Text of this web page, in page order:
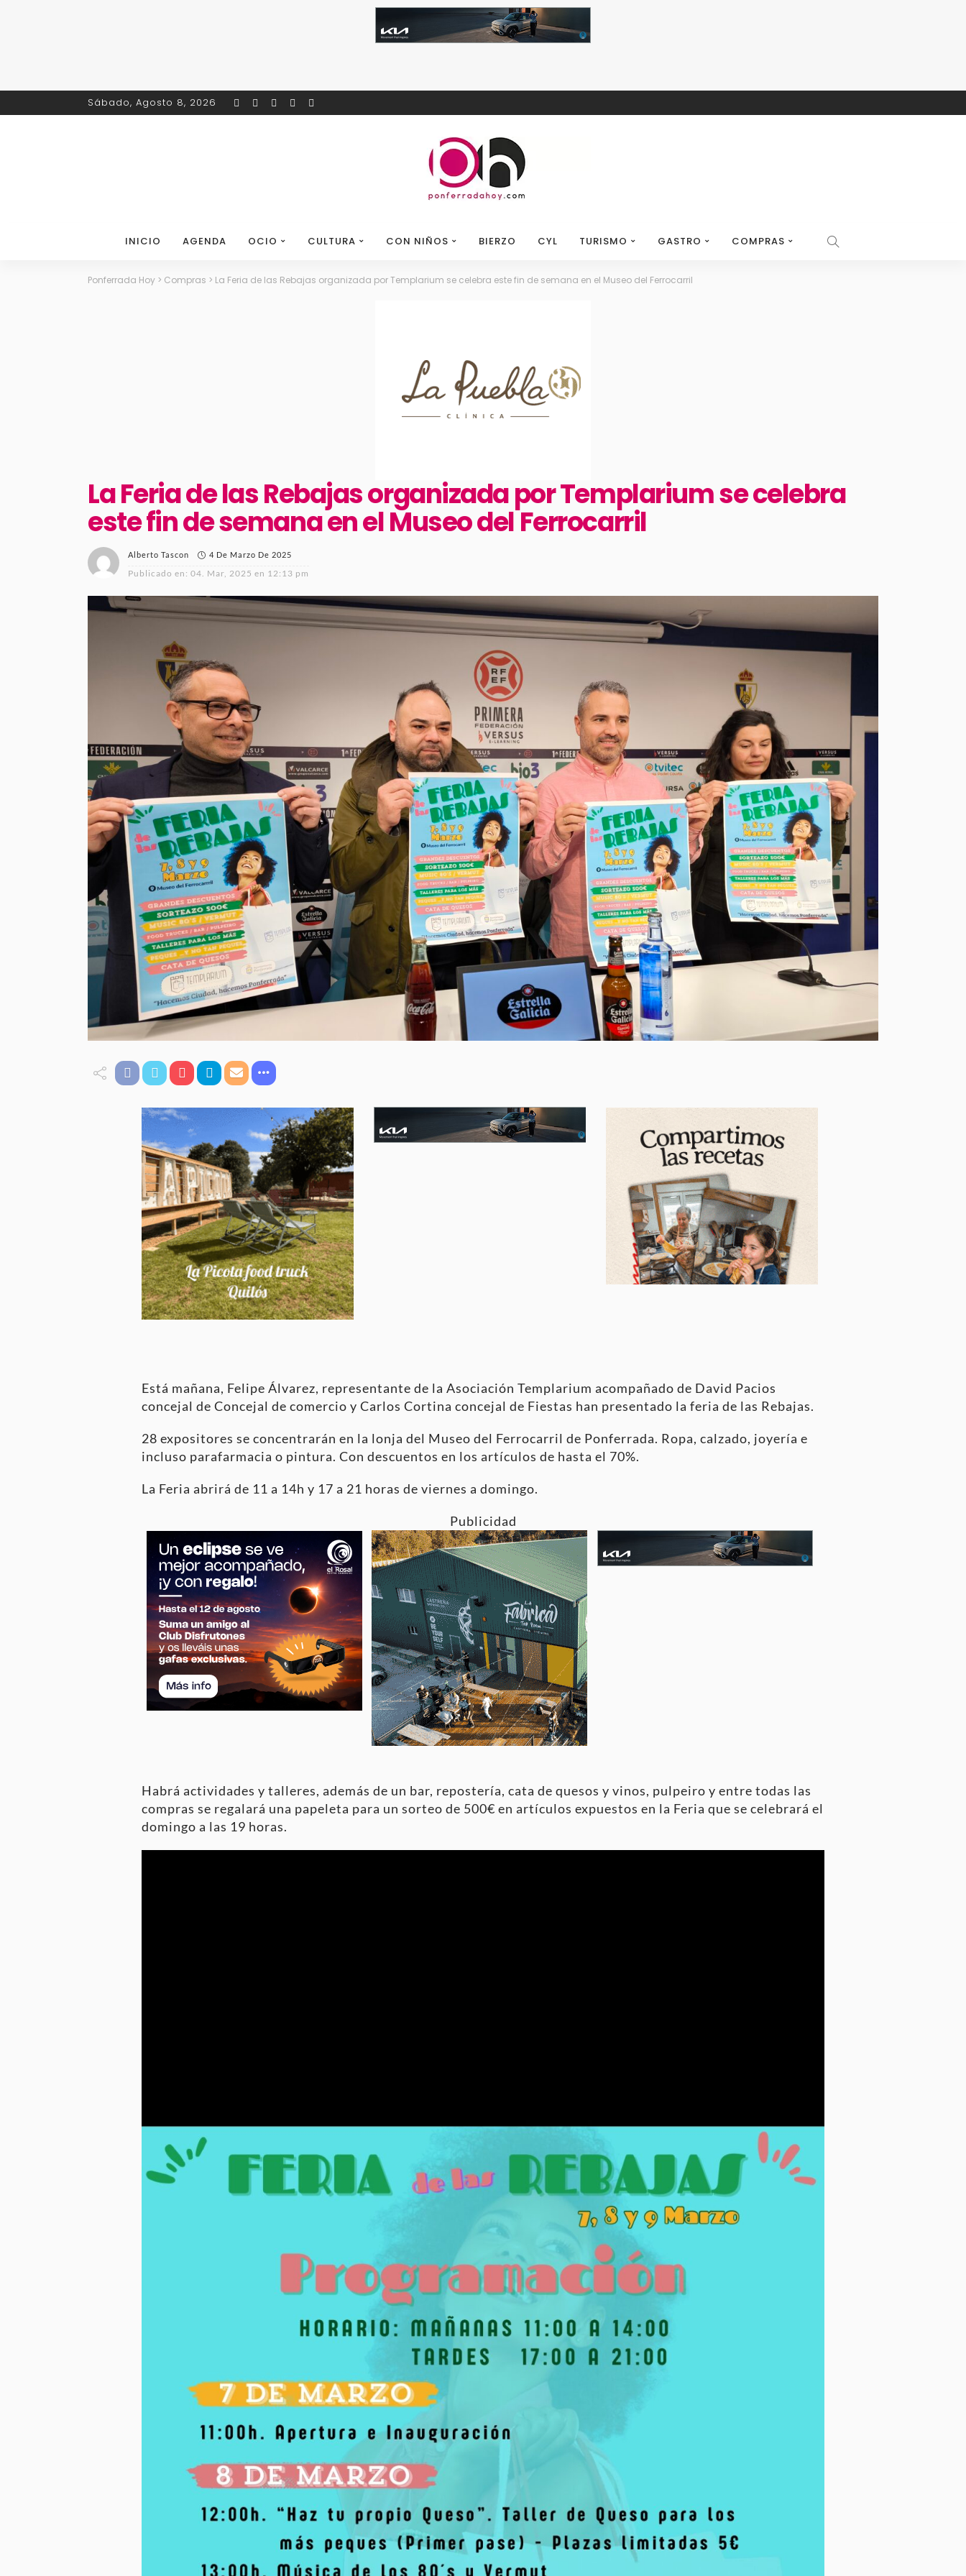
Sábado, Agosto 8, 2026
INICIO AGENDA OCIO CULTURA CON NIÑOS BIERZO CYL TURISMO GASTRO COMPRAS
Ponferrada Hoy > Compras > La Feria de las Rebajas organizada por Templarium se celebra este fin de semana en el Museo del Ferrocarril
La Feria de las Rebajas organizada por Templarium se celebra
este fin de semana en el Museo del Ferrocarril
Alberto Tascon 4 De Marzo De 2025
Publicado en: 04. Mar, 2025 en 12:13 pm
Está mañana, Felipe Álvarez, representante de la Asociación Templarium acompañado de David Pacios
concejal de Concejal de comercio y Carlos Cortina concejal de Fiestas han presentado la feria de las Rebajas.
28 expositores se concentrarán en la lonja del Museo del Ferrocarril de Ponferrada. Ropa, calzado, joyería e
incluso parafarmacia o pintura. Con descuentos en los artículos de hasta el 70%.
La Feria abrirá de 11 a 14h y 17 a 21 horas de viernes a domingo.
Publicidad
Habrá actividades y talleres, además de un bar, repostería, cata de quesos y vinos, pulpeiro y entre todas las
compras se regalará una papeleta para un sorteo de 500€ en artículos expuestos en la Feria que se celebrará el
domingo a las 19 horas.